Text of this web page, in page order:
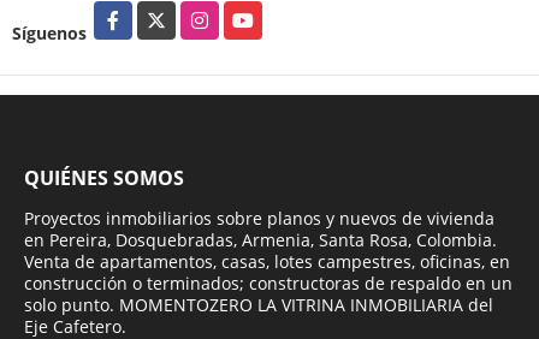
Síguenos
Facebook InstagramYouTube
QUIÉNES SOMOS
Proyectos inmobiliarios sobre planos y nuevos de vivienda
en Pereira, Dosquebradas, Armenia, Santa Rosa, Colombia.
Venta de apartamentos, casas, lotes campestres, oficinas, en
construcción o terminados; constructoras de respaldo en un
solo punto. MOMENTOZERO LA VITRINA INMOBILIARIA del
Eje Cafetero.